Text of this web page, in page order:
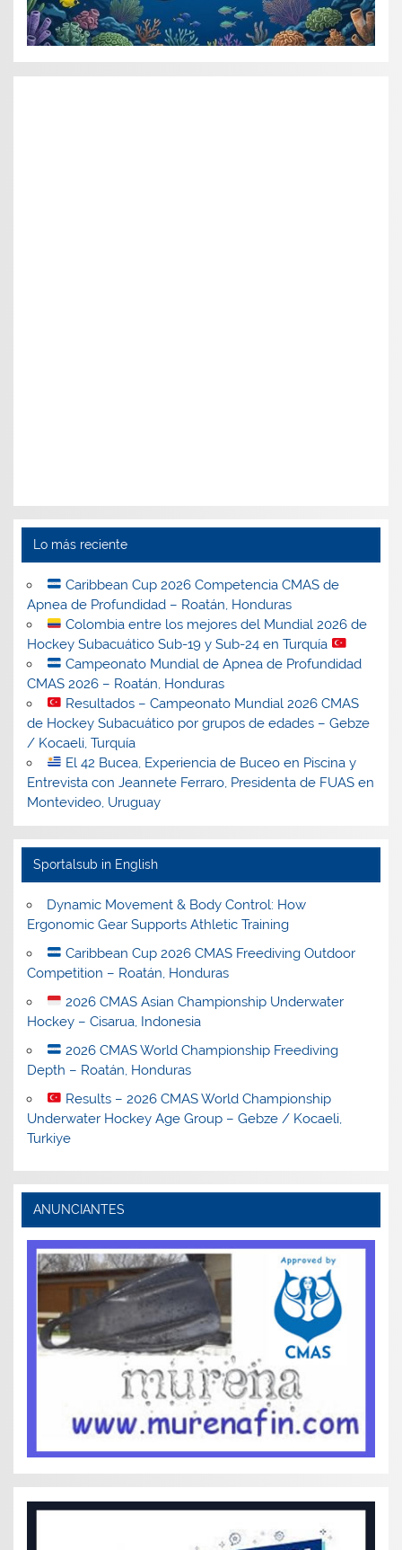
Lo más reciente
Caribbean Cup 2026 Competencia CMAS de
Apnea de Profundidad – Roatán, Honduras
Colombia entre los mejores del Mundial 2026 de
Hockey Subacuático Sub-19 y Sub-24 en Turquía
Campeonato Mundial de Apnea de Profundidad
CMAS 2026 – Roatán, Honduras
Resultados – Campeonato Mundial 2026 CMAS
de Hockey Subacuático por grupos de edades – Gebze
/ Kocaeli, Turquía
El 42 Bucea, Experiencia de Buceo en Piscina y
Entrevista con Jeannete Ferraro, Presidenta de FUAS en
Montevideo, Uruguay
Sportalsub in English
Dynamic Movement & Body Control: How
Ergonomic Gear Supports Athletic Training
Caribbean Cup 2026 CMAS Freediving Outdoor
Competition – Roatán, Honduras
2026 CMAS Asian Championship Underwater
Hockey – Cisarua, Indonesia
2026 CMAS World Championship Freediving
Depth – Roatán, Honduras
Results – 2026 CMAS World Championship
Underwater Hockey Age Group – Gebze / Kocaeli,
Turkiye
ANUNCIANTES